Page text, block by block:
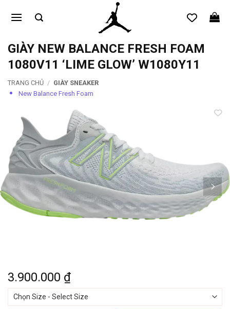
qua
dungGIÀY NEW BALANCE FRESH FOAM
1080V11 ‘LIME GLOW’ W1080Y11
TRANG CHỦ / GIÀY SNEAKER
New Balance Fresh Foam
3.900.000 ₫